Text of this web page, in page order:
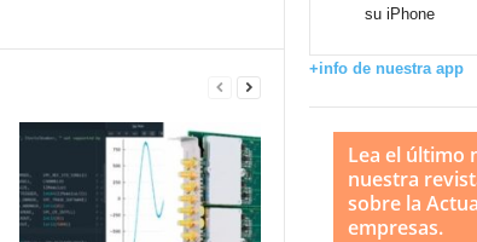
su iPhone
+info de nuestra app
Lea el último
nuestra
sobre la
empresas.